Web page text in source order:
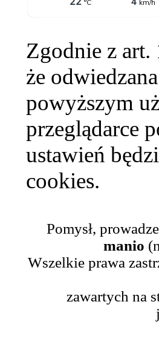
Zgodnie z
że
powyższym
przeglądarce
ustawień
cookies.
Pomysł,
manio
Wszelkie prawa
zawartych na